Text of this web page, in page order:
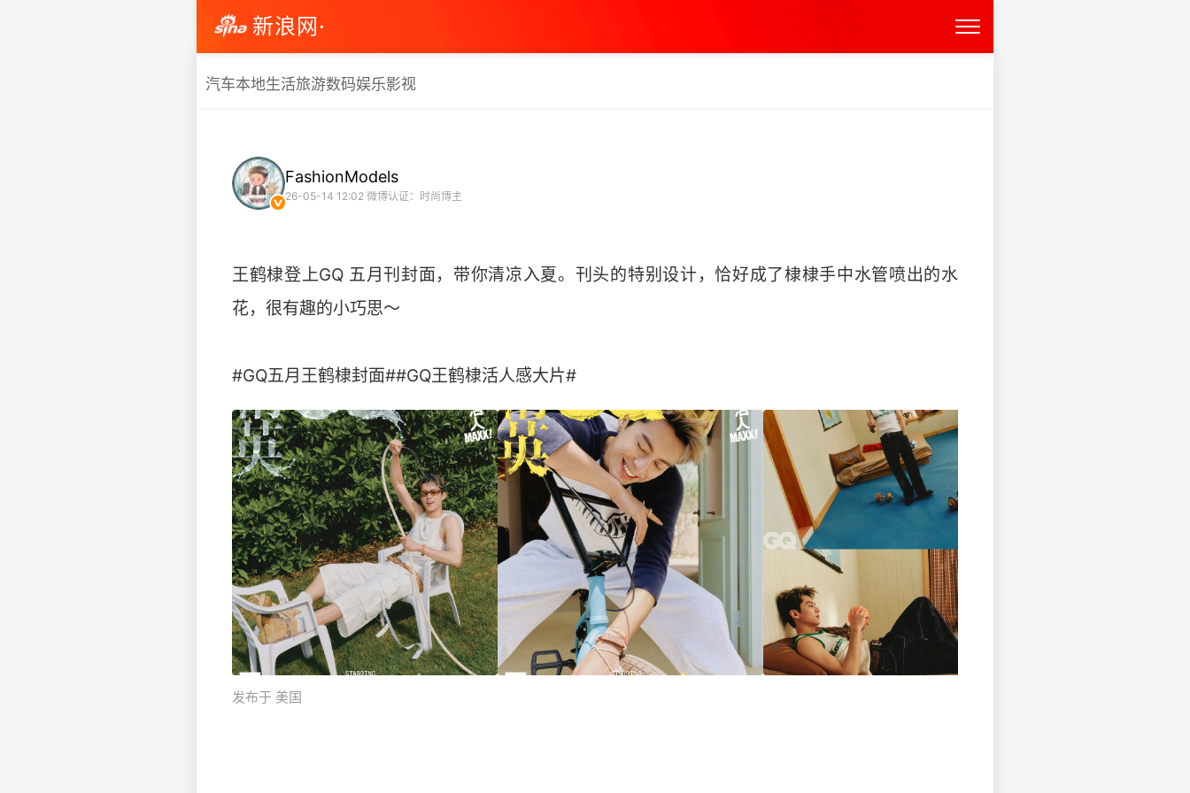
新浪网·
汽车本地生活旅游数码娱乐影视
FashionModels
26-05-14 12:02 微博认证：时尚博主
王鹤棣登上GQ 五月刊封面，带你清凉入夏。刊头的特别设计，恰好成了棣棣手中水管喷出的水
花，很有趣的小巧思～
#GQ五月王鹤棣封面##GQ王鹤棣活人感大片# ​
发布于 美国